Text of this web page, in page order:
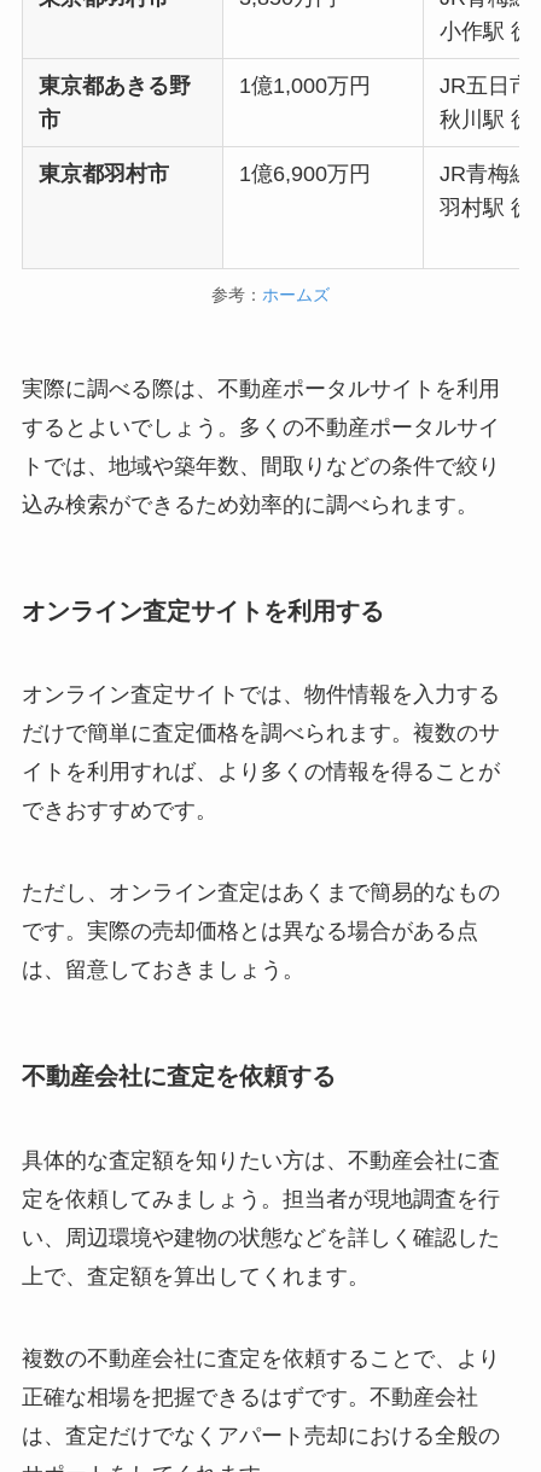
小作駅 徒
東京都あきる野
市
1億1,000万円
JR五日市
秋川駅 徒
東京都羽村市 1億6,900万円
JR青梅線
羽村駅 徒
参考： ホームズ
実際に調べる際は、不動産ポータルサイトを利用
するとよいでしょう。多くの不動産ポータルサイ
トでは、地域や築年数、間取りなどの条件で絞り
込み検索ができるため効率的に調べられます。
オンライン査定サイトを利用する
オンライン査定サイトでは、物件情報を入力する
だけで簡単に査定価格を調べられます。複数のサ
イトを利用すれば、より多くの情報を得ることが
できおすすめです。
ただし、オンライン査定はあくまで簡易的なもの
です。実際の売却価格とは異なる場合がある点
は、留意しておきましょう。
不動産会社に査定を依頼する
具体的な査定額を知りたい方は、不動産会社に査
定を依頼してみましょう。担当者が現地調査を行
い、周辺環境や建物の状態などを詳しく確認した
上で、査定額を算出してくれます。
複数の不動産会社に査定を依頼することで、より
正確な相場を把握できるはずです。不動産会社
は、査定だけでなくアパート売却における全般の